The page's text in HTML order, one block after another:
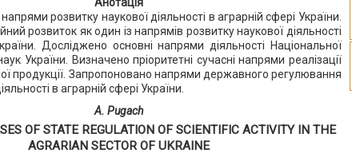
розвитку наукової діяльності в аграрній сфері України.
розвиток як один із напрямів розвитку наукової діяльності
Досліджено основні напрями діяльності Національної
України. Визначено пріоритетні сучасні напрями реалізації
продукції. Запропоновано напрями державного регулювання
в аграрній сфері України.
A. Pugach
OF STATE REGULATION OF SCIENTIFIC ACTIVITY IN THE
AGRARIAN SECTOR OF UKRAINE